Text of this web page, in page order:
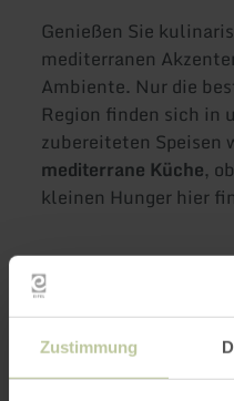
Zustimmung
Genießen Sie
mediterranen
Ambiente. Nur die
Region finden sich in
zubereiteten Speisen
mediterrane Küche,
kleinen Hunger hier
Weitere